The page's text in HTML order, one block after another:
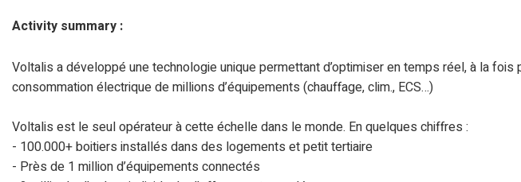
Activity summary :
Voltalis a développé une technologie unique permettant d’optimiser en temps réel, à la
consommation électrique de millions d’équipements (chauffage, clim., ECS…)
Voltalis est le seul opérateur à cette échelle dans le monde. En quelques chiffres :
- 100.000+ boitiers installés dans des logements et petit tertiaire
- Près de 1 million d’équipements connectés